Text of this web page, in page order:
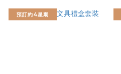
預訂約4星期